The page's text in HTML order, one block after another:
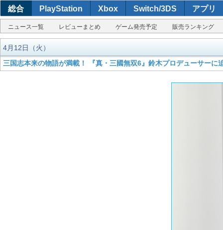
総合 PlayStation Xbox Switch/3DS アプリ
ニュース一覧 レビューまとめ ゲーム発売予定 販売ランキング
4月12日（火）
三国志本来の物語が満載！ 『真・三國無双6』鈴木プロデューサーに